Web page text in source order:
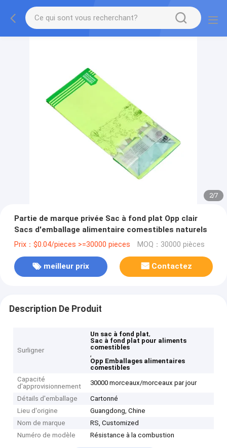
2/7
Partie de marque privée Sac à fond plat Opp clair
Sacs d'emballage alimentaire comestibles naturels
Prix：$0.04/pieces >=30000 pieces MOQ：30000 pièces
meilleur prix Contactez
Description De Produit
Surligner
Un sac à fond plat,
Sac à fond plat pour aliments
comestibles
,
Opp Emballages alimentaires
comestibles
Capacité
d'approvisionnement
30000 morceaux/morceaux par jour
Détails d'emballage
Cartonné
Lieu d'origine
Guangdong, Chine
Nom de marque
RS, Customized
Numéro de modèle
Résistance à la combustion